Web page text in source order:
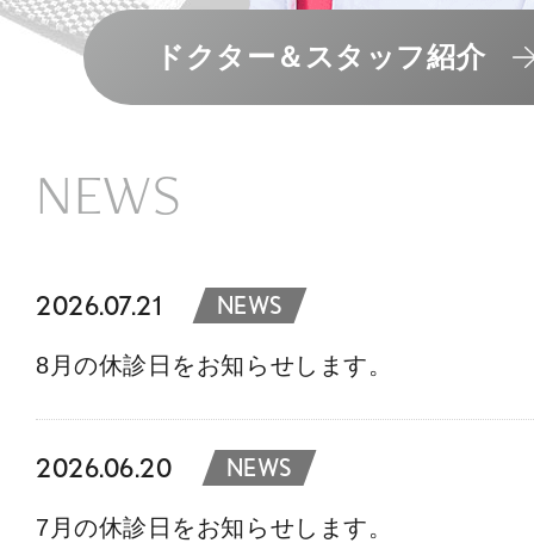
ドクター＆スタッフ紹介
NEWS
2026.07.21 NEWS
8月の休診日をお知らせします。
2026.06.20 NEWS
7月の休診日をお知らせします。